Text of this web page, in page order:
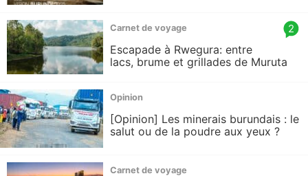
Carnet de voyage
article
count
2
Escapade à Rwegura: entre
lacs, brume et grillades de Muruta
Opinion
[Opinion] Les minerais burundais : le
salut ou de la poudre aux yeux ?
Carnet de voyage